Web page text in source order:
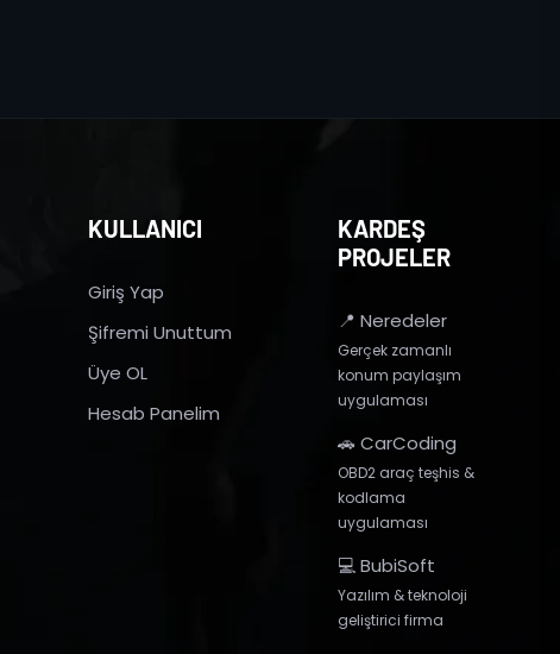
KULLANICI
Giriş Yap
Şifremi Unuttum
Üye OL
Hesab Panelim
KARDEŞ
PROJELER
📍 Neredeler
Gerçek zamanlı
konum paylaşım
uygulaması
🚗 CarCoding
OBD2 araç teşhis &
kodlama
uygulaması
💻 BubiSoft
Yazılım & teknoloji
geliştirici firma